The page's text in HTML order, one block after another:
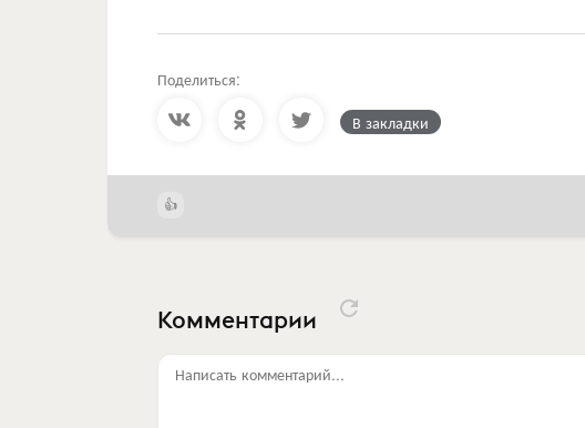
Поделиться:
В закладки
Комментарии
Написать комментарий...